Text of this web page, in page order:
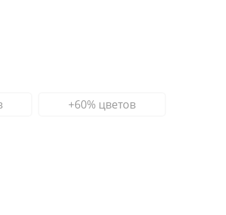
+60% цветов